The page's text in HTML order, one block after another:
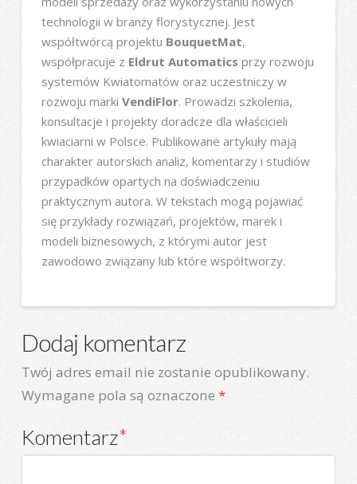
technologii w branży florystycznej. Jest
współtwórcą projektu BouquetMat,
współpracuje z Eldrut Automatics przy rozwoju
systemów Kwiatomatów oraz uczestniczy w
rozwoju marki VendiFlor. Prowadzi szkolenia,
konsultacje i projekty doradcze dla właścicieli
kwiaciarni w Polsce. Publikowane artykuły mają
charakter autorskich analiz, komentarzy i studiów
przypadków opartych na doświadczeniu
praktycznym autora. W tekstach mogą pojawiać
się przykłady rozwiązań, projektów, marek i
modeli biznesowych, z którymi autor jest
zawodowo związany lub które współtworzy.
Dodaj komentarz
Twój adres email nie zostanie opublikowany.
Wymagane pola są oznaczone *
Komentarz*